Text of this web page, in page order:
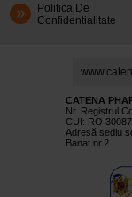
Politica De
Confidentialitate
CATENA
Nr. Registrul
CUI: RO
Adresă sediu
Banat nr.2